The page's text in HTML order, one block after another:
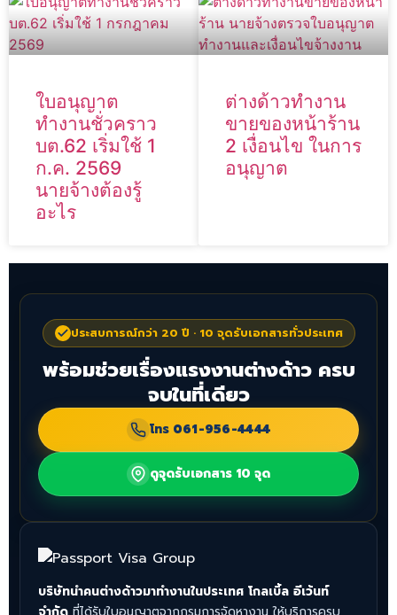
ใบอนุญาต
ทำงานชั่วคราว
บต.62 เริ่มใช้ 1
ก.ค. 2569
นายจ้างต้องรู้
อะไร
ต่างด้าวทำงาน
ขายของหน้าร้าน
2 เงื่อนไข ในการ
อนุญาต
ประสบการณ์กว่า 20 ปี · 10 จุดรับเอกสารทั่วประเทศ
พร้อมช่วยเรื่องแรงงานต่างด้าว ครบ
จบในที่เดียว
โทร 061-956-4444
ดูจุดรับเอกสาร 10 จุด
บริษัทนำคนต่างด้าวมาทำงานในประเทศ โกลเบิ้ล อีเว้นท์